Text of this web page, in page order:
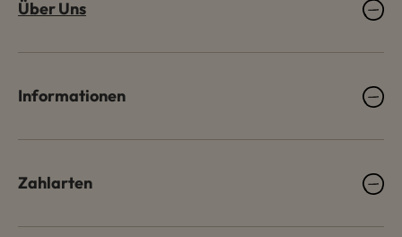
Über Uns
Informationen
Zahlarten